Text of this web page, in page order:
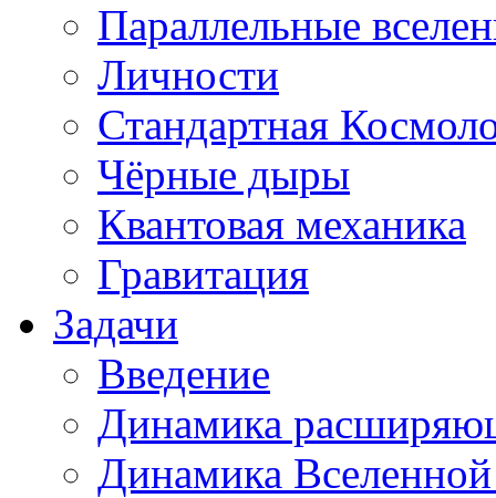
Параллельные
Личности
Стандартная
Чёрные дыры
Квантовая механика
Гравитация
Задачи
Введение
Динамика
Динамика